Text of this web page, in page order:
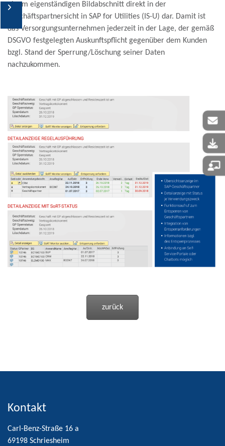
einem eigenständigen Bildabschnitt direkt in der
Geschäftspartnersicht in SAP for Utilities (IS-U) dar. Damit ist
das Versorgungsunternehmen jederzeit in der Lage, der gemäß
DSGVO festgelegten Auskunftspflicht gegenüber dem Kunden
bzgl. Stand der Sperrung/Löschung seiner Daten
nachzukommen.
zurück
EU-DSGVO
DSC-Lösungen
Kooperationspartner
Kontakt
Carl-Benz-Straße 16 a
69198 Schriesheim